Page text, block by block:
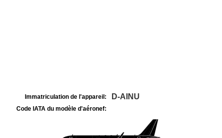
Immatriculation de l'appareil: D-AINU
Code IATA du modèle d'aéronef: